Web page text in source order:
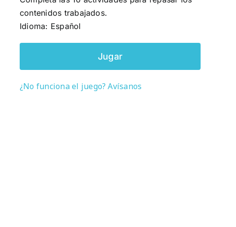
contenidos trabajados.
Idioma: Español
Jugar
¿No funciona el juego? Avísanos